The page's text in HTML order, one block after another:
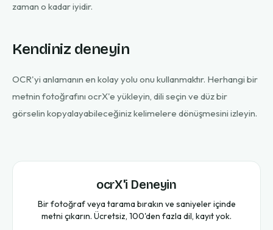
zaman o kadar iyidir.
Kendiniz deneyin
OCR'yi anlamanın en kolay yolu onu kullanmaktır. Herhangi bir
metnin fotoğrafını ocrX'e yükleyin, dili seçin ve düz bir
görselin kopyalayabileceğiniz kelimelere dönüşmesini izleyin.
ocrX'i Deneyin
Bir fotoğraf veya tarama bırakın ve saniyeler içinde
metni çıkarın. Ücretsiz, 100'den fazla dil, kayıt yok.